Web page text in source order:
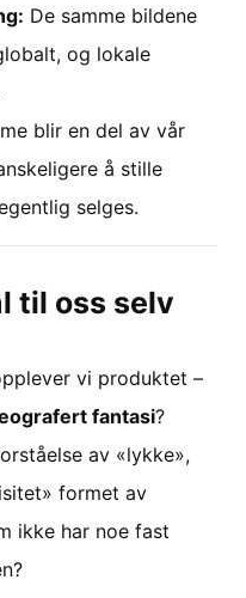
De samme bildene
og lokale
blir en del av vår
å stille
selges.
til oss selv
vi produktet –
fantasi?
av «lykke»,
formet av
ikke har noe fast